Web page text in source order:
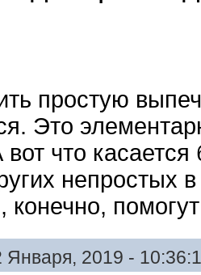
простую
Это
что
непростых
конечно,
2019 -